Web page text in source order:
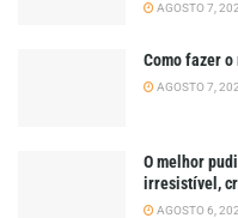
AGOSTO 7,
Como fazer
AGOSTO 7,
O melhor
irresistível,
AGOSTO 6,